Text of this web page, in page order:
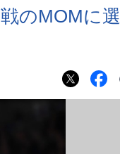
のMOMに選